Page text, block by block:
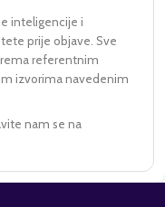
inteligencije i
prije objave. Sve
referentnim
izvorima navedenim
nam se na